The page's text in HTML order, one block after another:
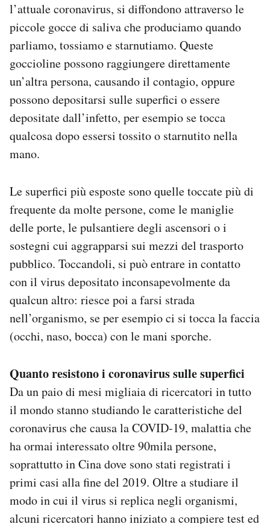
l’attuale coronavirus, si diffondono attraverso le
piccole gocce di saliva che produciamo quando
parliamo, tossiamo e starnutiamo. Queste
goccioline possono raggiungere direttamente
un’altra persona, causando il contagio, oppure
possono depositarsi sulle superfici o essere
depositate dall’infetto, per esempio se tocca
qualcosa dopo essersi tossito o starnutito nella
mano.
Le superfici più esposte sono quelle toccate più di
frequente da molte persone, come le maniglie
delle porte, le pulsantiere degli ascensori o i
sostegni cui aggrapparsi sui mezzi del trasporto
pubblico. Toccandoli, si può entrare in contatto
con il virus depositato inconsapevolmente da
qualcun altro: riesce poi a farsi strada
nell’organismo, se per esempio ci si tocca la faccia
(occhi, naso, bocca) con le mani sporche.
Quanto resistono i coronavirus sulle superfici
Da un paio di mesi migliaia di ricercatori in tutto
il mondo stanno studiando le caratteristiche del
coronavirus che causa la COVID-19, malattia che
ha ormai interessato oltre 90mila persone,
soprattutto in Cina dove sono stati registrati i
primi casi alla fine del 2019. Oltre a studiare il
modo in cui il virus si replica negli organismi,
alcuni ricercatori hanno iniziato a compiere test ed